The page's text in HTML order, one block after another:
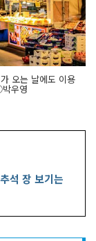
오는 날에도 이용
우영
석 장 보기는